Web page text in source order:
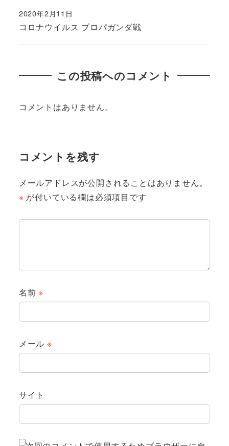
コロナウイルス プロパガンダ戦
2020年2月11日
この投稿へのコメント
コメントはありません。
コメントを残す
メールアドレスが公開されることはありません。
※ が付いている欄は必須項目です
名前※
メール ※
サイト